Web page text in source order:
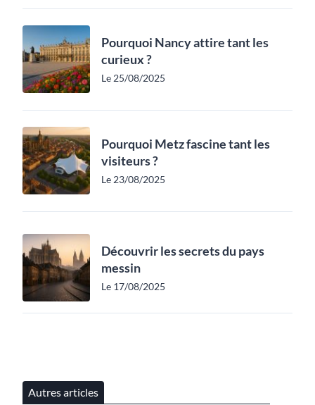
Pourquoi Nancy attire tant les
curieux ?
Le 25/08/2025
Pourquoi Metz fascine tant les
visiteurs ?
Le 23/08/2025
Découvrir les secrets du pays
messin
Le 17/08/2025
Autres articles